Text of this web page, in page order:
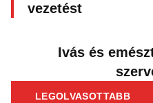
vezetést
Ivás és
LEGOLVASOTTABB